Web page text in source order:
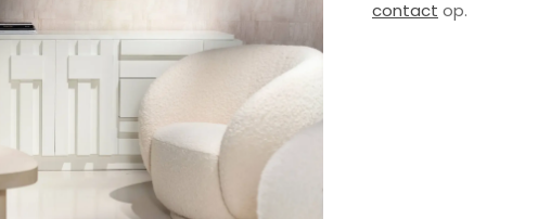
contact op.